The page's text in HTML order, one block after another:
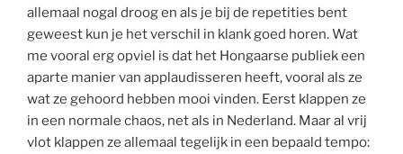
allemaal nogal droog en als je bij de repetities bent
geweest kun je het verschil in klank goed horen. Wat
me vooral erg opviel is dat het Hongaarse publiek een
aparte manier van applaudisseren heeft, vooral als ze
wat ze gehoord hebben mooi vinden. Eerst klappen ze
in een normale chaos, net als in Nederland. Maar al vrij
vlot klappen ze allemaal tegelijk in een bepaald tempo: